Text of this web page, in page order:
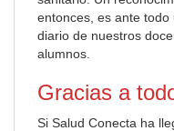
entonces, es ante
diario de nuestros
alumnos.
Gracias a
Si Salud Conecta ha